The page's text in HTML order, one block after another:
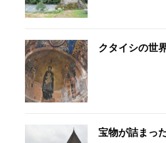
クタイシの世
宝物が詰まっ